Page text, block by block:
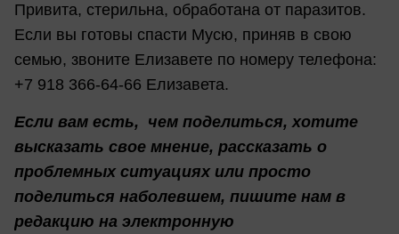
Привита, стерильна, обработана от паразитов.
Если вы готовы спасти Мусю, приняв в свою
семью, звоните Елизавете по номеру телефона:
+7 918 366-64-66 Елизавета.
Если вам есть, чем поделиться, хотите
высказать свое мнение, рассказать о
проблемных ситуациях или просто
поделиться наболевшем, пишите нам в
редакцию на электронную